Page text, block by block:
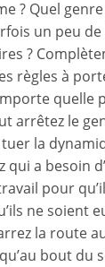
? Quel
un peu de
?
règles à
quelle
arrêtez le
la
qui a besoin
pour
ne soient
la route
bout du